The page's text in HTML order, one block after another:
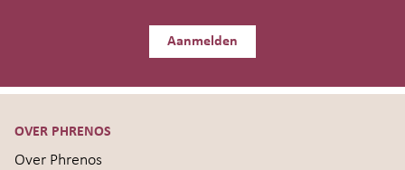
Aanmelden
OVER PHRENOS
Over Phrenos